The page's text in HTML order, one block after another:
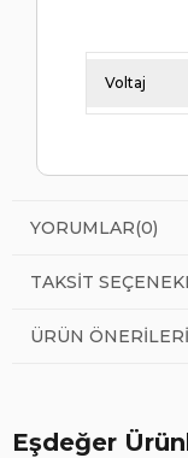
Voltaj
YORUMLAR(0)
TAKSIT
ÜRÜN ÖNERILERI
Eşdeğer